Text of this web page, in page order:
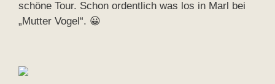
schöne Tour. Schon ordentlich was los in Marl bei
„Mutter Vogel“. 😀